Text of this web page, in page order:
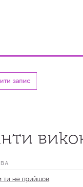
запис
ти не прийшов